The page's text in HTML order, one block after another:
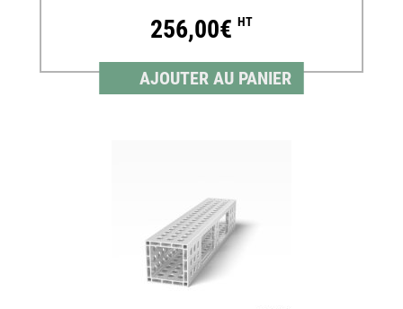
256,00€ HT
AJOUTER AU PANIER